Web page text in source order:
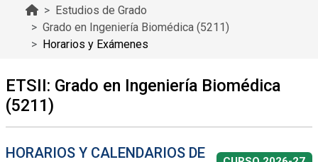
Estudios de Grado
Grado en Ingeniería Biomédica (5211)
Horarios y Exámenes
ETSII: Grado en Ingeniería Biomédica
(5211)
HORARIOS Y CALENDARIOS DE